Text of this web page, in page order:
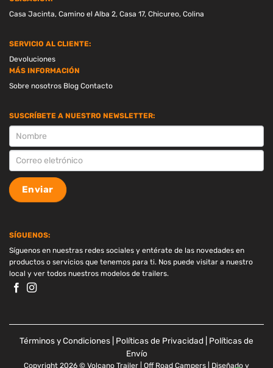
Casa Jacinta, Camino el Alba 2, Casa 17, Chicureo, Colina
SERVICIO AL CLIENTE:
Devoluciones
MÁS INFORMACIÓN
Sobre nosotros Blog Contacto
SUSCRÍBETE A NUESTRO NEWSLETTER:
SUSCRIPCION
Enviar
SÍGUENOS:
Síguenos en nuestras redes sociales y entérate de las novedades en
productos o servicios que tenemos para ti. Nos puede visitar a nuestro
local y ver todos nuestros modelos de trailers.
Términos y Condiciones Políticas de Privacidad
Políticas de
Envío
Copyright 2026 © Volcano Trailer | Off Road Campers | Diseñado y